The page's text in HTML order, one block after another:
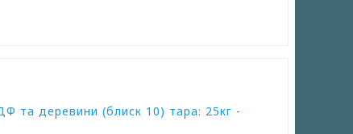
та деревини (блиск 10) тара: 25кг -